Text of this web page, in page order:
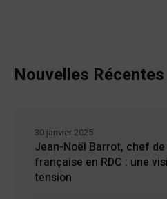
Nouvelles Récentes
Jean-Noël Barrot, chef
française en RDC : une
tension
30 janvier 2025